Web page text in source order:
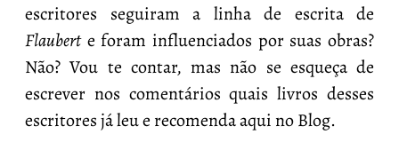
escritores seguiram a linha de escrita de
Flauberte foram influenciados por suas obras?
Não? Vou te contar, mas não se esqueça de
escrever nos comentários quais livros desses
escritores já leu e recomenda aqui no Blog.